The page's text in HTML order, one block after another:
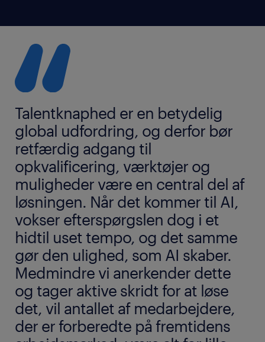
Talentknaphed er en betydelig
global udfordring, og derfor bør
retfærdig adgang til
opkvalificering, værktøjer og
muligheder være en central del af
løsningen. Når det kommer til AI,
vokser efterspørgslen dog i et
hidtil uset tempo, og det samme
gør den ulighed, som AI skaber.
Medmindre vi anerkender dette
og tager aktive skridt for at løse
det, vil antallet af medarbejdere,
der er forberedte på fremtidens